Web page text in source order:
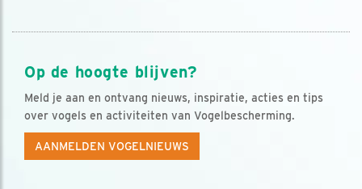
Op de hoogte blijven?
Meld je aan en ontvang nieuws, inspiratie, acties en tips
over vogels en activiteiten van Vogelbescherming.
AANMELDEN VOGELNIEUWS